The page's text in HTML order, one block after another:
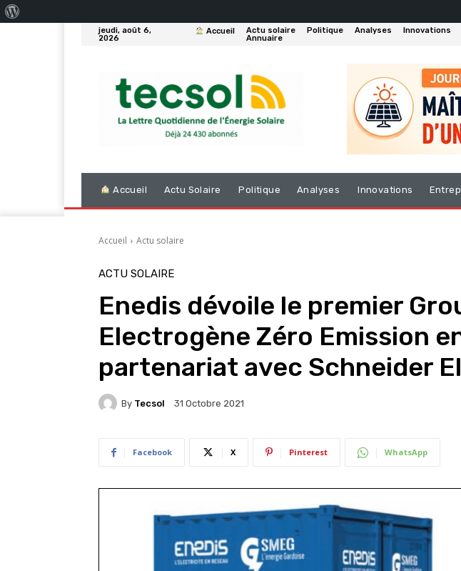
jeudi, août 6,
2026
Accueil Actu solaire Politique Analyses Innovations
Annuaire
Accueil Actu Solaire Politique Analyses Innovations
Accueil Actu solaire
ACTU SOLAIRE
Enedis dévoile le premier
Electrogène Zéro Emission
partenariat avec Schneider
By Tecsol 31 Octobre 2021
Facebook X Pinterest WhatsApp